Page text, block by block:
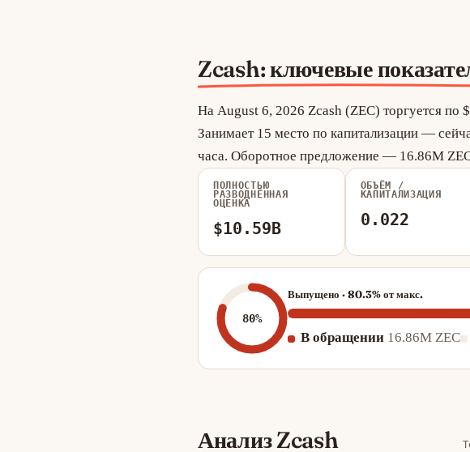
Zcash: ключевые
На August 6, 2026 Zcash (ZEC) торгуется
Занимает 15 место по капитализации —
часа. Оборотное предложение — 16.86M
ПОЛНОСТЬЮ
РАЗВОДНЁННАЯ
ОЦЕНКА
$10.59B
ОБЪЁМ /
КАПИТАЛИЗАЦИЯ
0.022
80%
Выпущено · 80.3% от макс.
В обращении 16.86M ZEC
Анализ Zcash